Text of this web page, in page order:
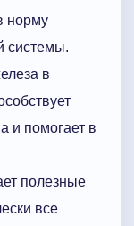
норму
системы.
в
и помогает в
полезные
все